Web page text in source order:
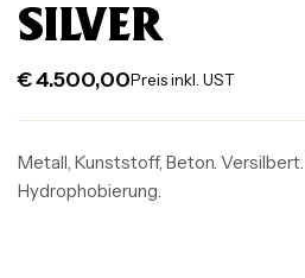
SILVER
€4.500,00Preis inkl. UST
Metall, Kunststoff, Beton.
Hydrophobierung.